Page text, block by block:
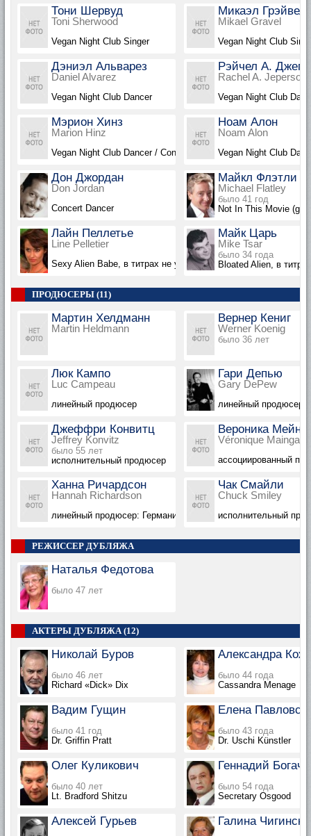
Тони Шервуд
Toni Sherwood
Vegan Night Club Singer
Микаэл Грэйвел
Mikael Gravel
Vegan Night Club
Дэниэл Альварез
Daniel Alvarez
Vegan Night Club Dancer
Рэйчел А.
Rachel A. Jeperson
Vegan Night Club
Мэрион Хинз
Marion Hinz
Vegan Night Club Dancer / Concert Dancer
Ноам Алон
Noam Alon
Vegan Night Club
Дон Джордан
Don Jordan
Concert Dancer
Майкл Флэтли
Michael Flatley
было 41 год
Not In This Movie
Лайн Пеллетье
Line Pelletier
Sexy Alien Babe, в титрах не указана
Майк Царь
Mike Tsar
было 34 года
Bloated Alien, в
ПРОДЮСЕРЫ (11)
Мартин Хелдманн
Martin Heldmann
Вернер Кениг
Werner Koenig
было 36 лет
Люк Кампо
Luc Campeau
линейный продюсер
Гари Депью
Gary DePew
линейный продюсер
Джеффри Конвитц
Jeffrey Konvitz
было 55 лет
исполнительный продюсер
Вероника
Véronique Maingard
ассоциированный
Ханна Ричардсон
Hannah Richardson
линейный продюсер: Германия
Чак Смайли
Chuck Smiley
исполнительный
РЕЖИССЕР ДУБЛЯЖА
Наталья Федотова
было 47 лет
АКТЕРЫ ДУБЛЯЖА (12)
Николай Буров
было 46 лет
Richard «Dick» Dix
Александра
было 44 года
Cassandra Menage
Вадим Гущин
было 41 год
Dr. Griffin Pratt
Елена
было 43 года
Dr. Uschi Künstler
Олег Куликович
было 40 лет
Lt. Bradford Shitzu
Геннадий
было 54 года
Secretary Osgood
Алексей Гурьев Галина